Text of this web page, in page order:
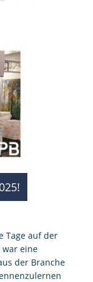
Tage auf der
war eine
der Branche